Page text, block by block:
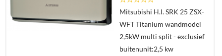
Offerte
aanvragen?
Mitsubishi H.I. SRK 25 ZSX-
WFT Titanium wandmodel
2,5kW multi split - exclusief
buitenunit:2,5 kw